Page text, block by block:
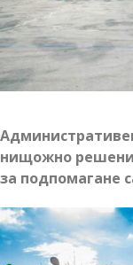
нищожно
за подпомагане